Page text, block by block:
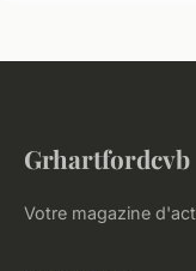
Grhartfordcvb
Votre magazine